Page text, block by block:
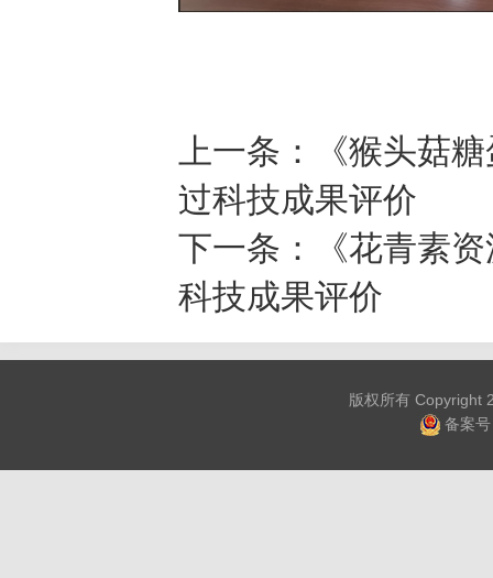
上一条：
《猴头菇
过科技成果评价
下一条：
《花青素
科技成果评价
版权所有 Copyright
备案